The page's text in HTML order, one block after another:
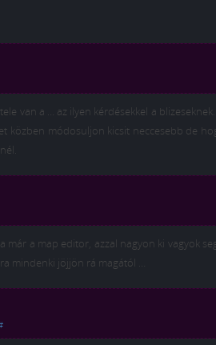
van a … az ilyen kérdésekkel a
közben módosuljon kicsit neccesebb de
már a map editor, azzal nagyon ki vagyok
mindenki jöjjön rá magától …